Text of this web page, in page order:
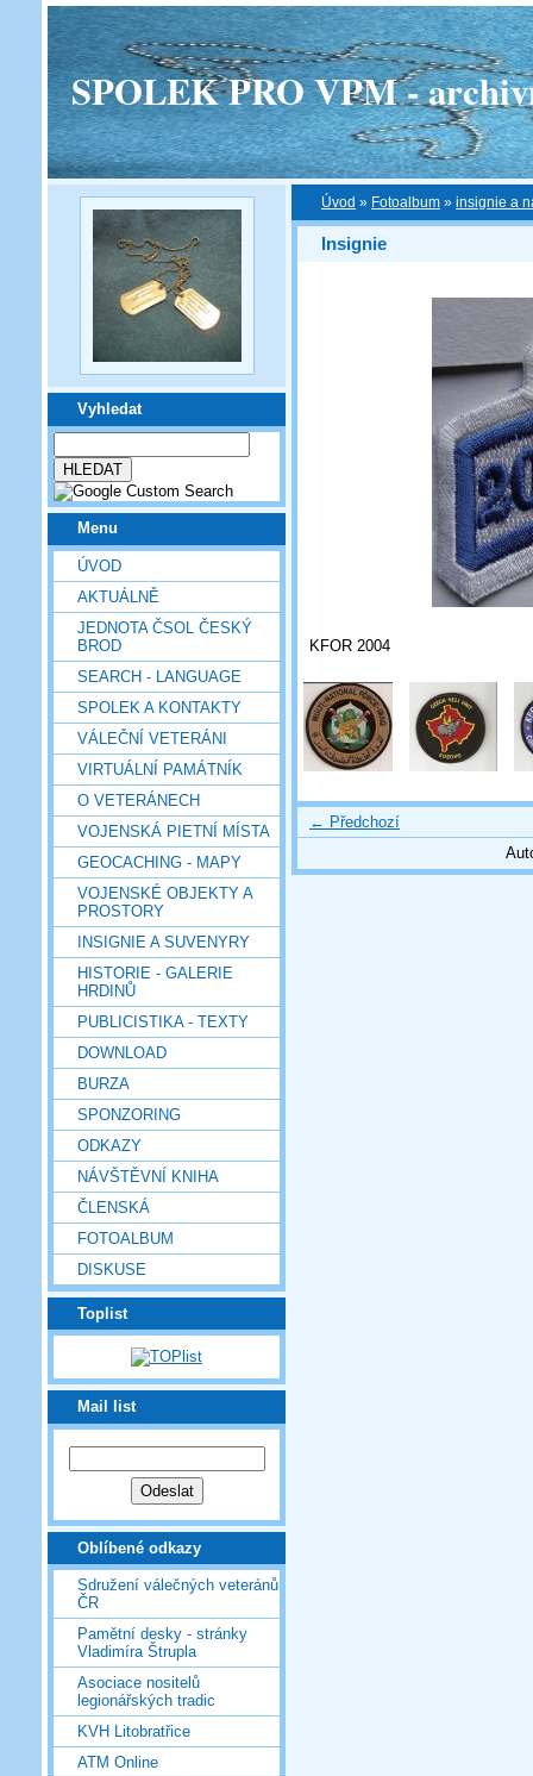
SPOLEK PRO VPM -
Vyhledat
Menu
ÚVOD
AKTUÁLNĚ
JEDNOTA ČSOL ČESKÝ
BROD
SEARCH - LANGUAGE
SPOLEK A KONTAKTY
VÁLEČNÍ VETERÁNI
VIRTUÁLNÍ PAMÁTNÍK
O VETERÁNECH
VOJENSKÁ PIETNÍ MÍSTA
GEOCACHING - MAPY
VOJENSKÉ OBJEKTY A
PROSTORY
INSIGNIE A SUVENYRY
HISTORIE - GALERIE
HRDINŮ
PUBLICISTIKA - TEXTY
DOWNLOAD
BURZA
SPONZORING
ODKAZY
NÁVŠTĚVNÍ KNIHA
ČLENSKÁ
FOTOALBUM
DISKUSE
Toplist
Mail list
Oblíbené odkazy
Sdružení válečných veteránů
ČR
Pamětní desky - stránky
Vladimíra Štrupla
Asociace nositelů
legionářských tradic
KVH Litobratřice
ATM Online
Úvod » Fotoalbum » insignie a
Insignie
KFOR 2004
← Předchozí